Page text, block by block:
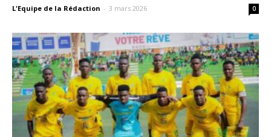
L'Equipe de la Rédaction - 3 mars 2026 0